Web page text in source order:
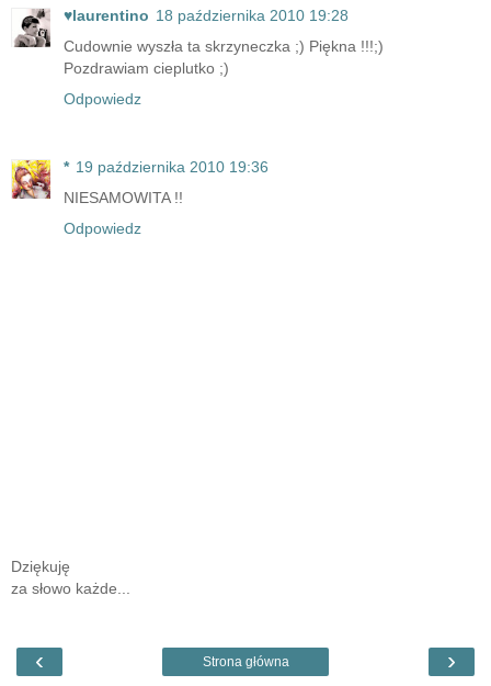
♥laurentino 18 października 2010 19:28
Cudownie wyszła ta skrzyneczka ;) Piękna !!!;)
Pozdrawiam cieplutko ;)
Odpowiedz
* 19 października 2010 19:36
NIESAMOWITA !!
Odpowiedz
Dziękuję
za słowo każde...
‹ ›
Strona główna